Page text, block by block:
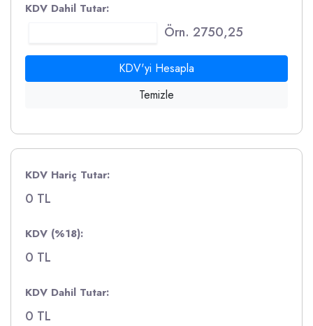
KDV Dahil Tutar:
Örn. 2750,25
KDV'yi Hesapla
Temizle
KDV Hariç Tutar:
0 TL
KDV (%18):
0 TL
KDV Dahil Tutar:
0 TL